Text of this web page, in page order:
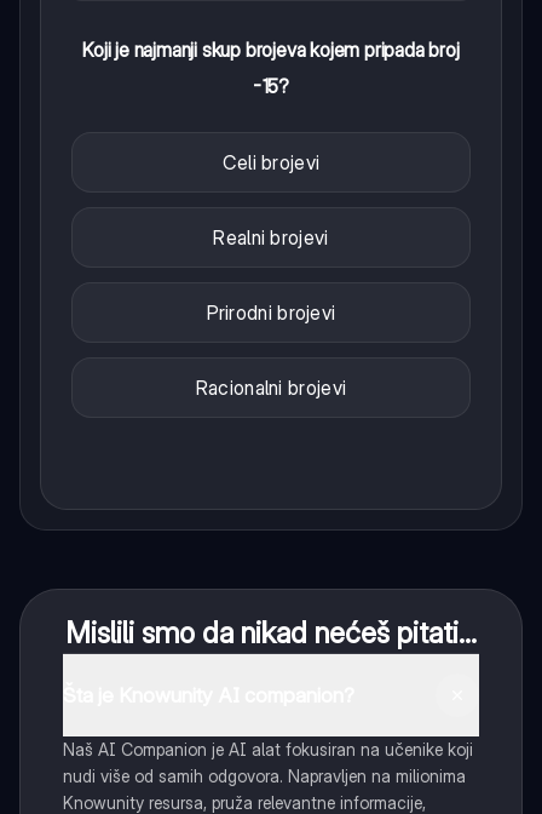
Koji je najmanji skup brojeva kojem pripada broj
-15?
Celi brojevi
Realni brojevi
Prirodni brojevi
Racionalni brojevi
Mislili smo da nikad nećeš pitati...
Naš AI Companion je AI alat fokusiran na učenike koji
nudi više od samih odgovora. Napravljen na milionima
Knowunity resursa, pruža relevantne informacije,